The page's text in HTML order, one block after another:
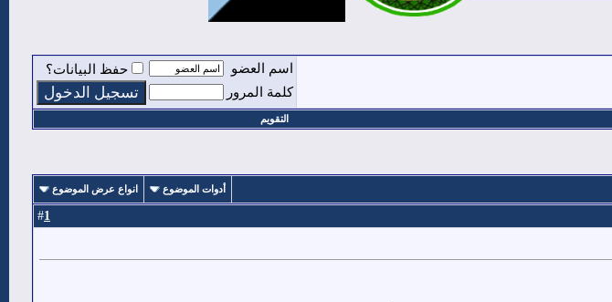
اسم العضو
حفظ البيانات؟
كلمة المرور
التقويم
أدوات الموضوع انواع عرض الموضوع
1